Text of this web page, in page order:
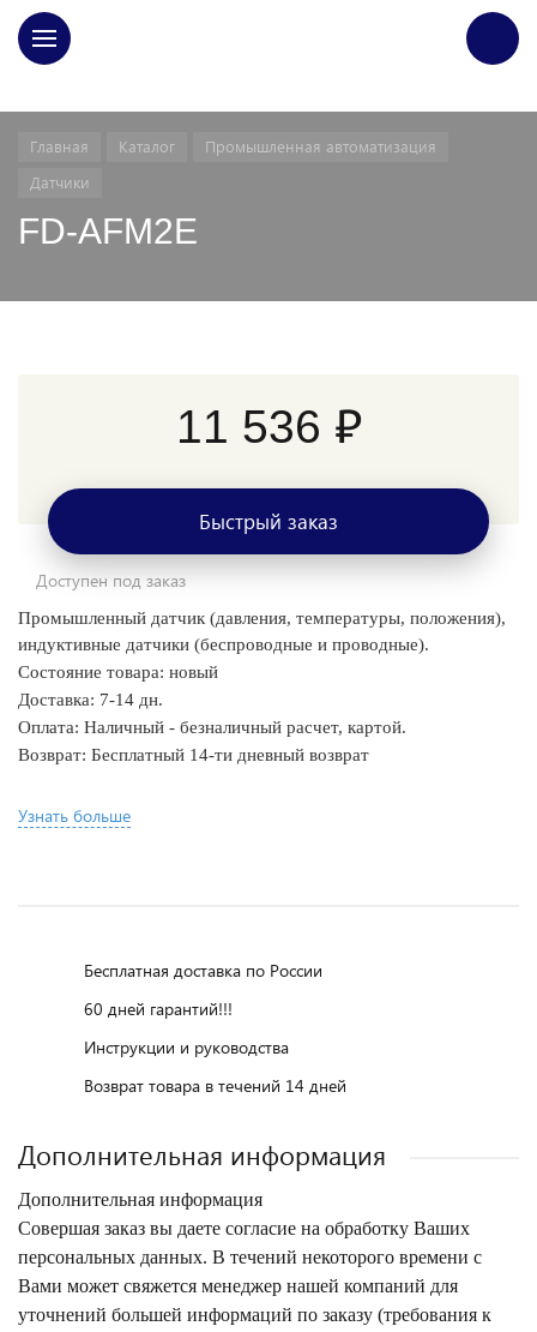
Главная Каталог
Промышленная автоматизация
Датчики
FD-AFM2E
Доступен под заказ
Промышленный датчик (давления, температуры, положения),
индуктивные датчики (беспроводные и проводные).
Состояние товара: новый
Доставка: 7-14 дн.
Оплата: Наличный - безналичный расчет, картой.
Возврат: Бесплатный 14-ти дневный возврат
Узнать больше
11 536 ₽
Быстрый заказ
Бесплатная доставка по России
60 дней гарантий!!!
Инструкции и руководства
Возврат товара в течений 14 дней
Дополнительная информация
Дополнительная информация
Совершая заказ вы даете согласие на обработку Ваших
персональных данных. В течений некоторого времени с
Вами может свяжется менеджер нашей компаний для
уточнений большей информаций по заказу (требования к